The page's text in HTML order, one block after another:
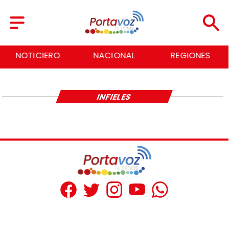
NOTICIERO NACIONAL REGIONES
INFIELES